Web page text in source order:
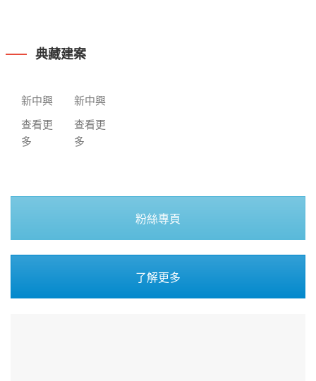
典藏建案
新中興
查看更
多
新中興
查看更
多
粉絲專頁
了解更多